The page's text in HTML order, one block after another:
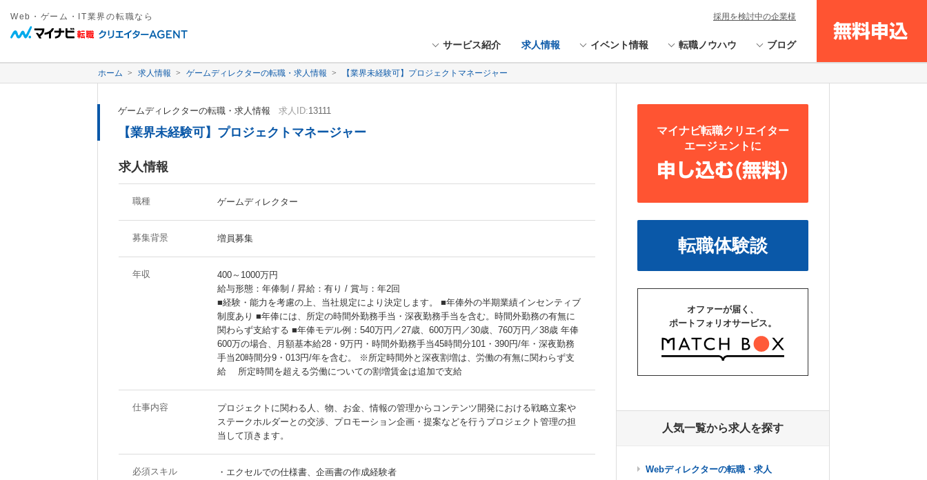
Web・ゲーム・IT業界の転職なら
サービス紹介 求人情報 イベント情報 転職ノウハウ ブログ
無料申込
採用を検討中の企業様
ホーム 求人情報 ゲームディレクターの転職・求人情報 【業界未経験可】プロジェクトマネージャー
ゲームディレクターの転職・求人情報 求人ID:13111
【業界未経験可】プロジェクトマネージャー
求人情報
職種 ゲームディレクター
募集背景 増員募集
年収
400～1000万円
給与形態：年俸制 / 昇給：有り / 賞与：年2回
■経験・能力を考慮の上、当社規定により決定します。 ■年俸外の半期業績インセンティブ
制度あり ■年俸には、所定の時間外勤務手当・深夜勤務手当を含む。時間外勤務の有無に
関わらず支給する ■年俸モデル例：540万円／27歳、600万円／30歳、760万円／38歳 年俸
600万の場合、月額基本給28・9万円・時間外勤務手当45時間分101・390円/年・深夜勤務
手当20時間分9・013円/年を含む。 ※所定時間外と深夜割増は、労働の有無に関わらず支
給 所定時間を超える労働についての割増賃金は追加で支給
仕事内容
プロジェクトに関わる人、物、お金、情報の管理からコンテンツ開発における戦略立案や
ステークホルダーとの交渉、プロモーション企画・提案などを行うプロジェクト管理の担
当して頂きます。
必須スキル
・エクセルでの仕様書、企画書の作成経験者
マイナビ転職クリエイター
エージェントに
申し込む(無料)
転職体験談
オファーが届く、
ポートフォリオサービス。
人気一覧から求人を探す
Webディレクターの転職・求人